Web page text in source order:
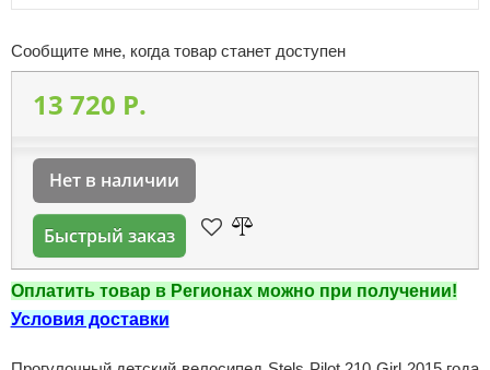
Сообщите мне, когда товар станет доступен
13 720 P.
Нет в наличии
Быстрый заказ
Оплатить товар в Регионах можно при получении!
Условия доставки